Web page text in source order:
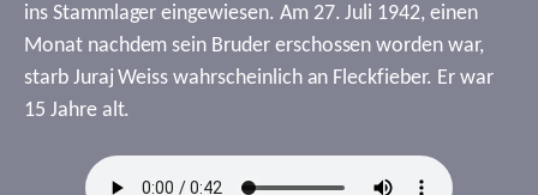
ins Stammlager eingewiesen. Am 27. Juli 1942, einen
Monat nachdem sein Bruder erschossen worden war,
starb Juraj Weiss wahrscheinlich an Fleckfieber. Er war
15 Jahre alt.